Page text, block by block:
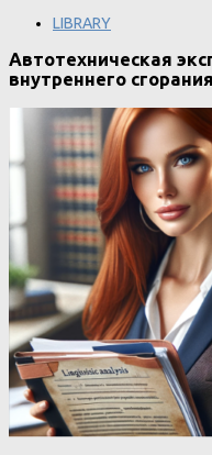
LIBRARY
Автотехническая
внутреннего сгорания